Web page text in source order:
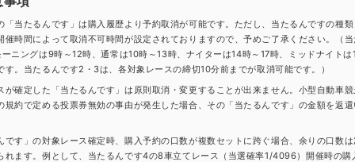
「当たるんです」は購入履歴より予約取消が可能です。ただし、当たるんですの種
催時間によって取消不可時間が設定されておりますので、予めご了承ください。（
ニングは9時～12時、通常は10時～13時、ナイターは14時～17時、ミッドナイト
す。当たるんです2・3は、各対象レースの締切10分前までが取消可能です。）
が確定した「当たるんです」は原則取消・変更することが出来ません。小型自動車
規約で定める投票券無効の事由が発生した場合、その「当たるんです」の金額を返
です」の対象レース確定時、購入予約の口数が複数セットに跨ぐ場合、余りの口数
れます。例として、当たるんです4の8車立てレース（当選確率1/4096）開催時の購